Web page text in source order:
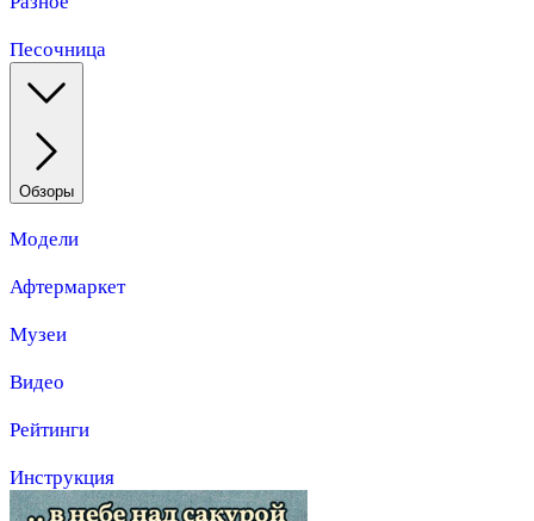
Песочница
Обзоры
Модели
Афтермаркет
Музеи
Видео
Рейтинги
Инструкция